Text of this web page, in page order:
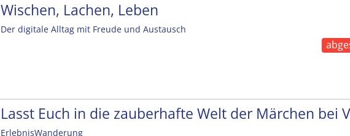
Wischen, Lachen, Leben
Der digitale Alltag mit Freude und Austausch
Lasst Euch in die zauberhafte Welt der Märchen bei
ErlebnisWanderung